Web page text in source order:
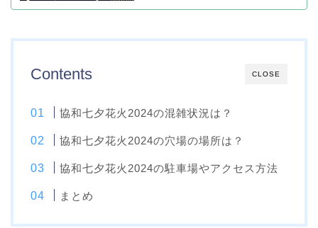
CLOSE
Contents
協和七夕花火2024の混雑状況は？
協和七夕花火2024の穴場の場所は？
協和七夕花火2024の駐車場やアクセス方法
まとめ